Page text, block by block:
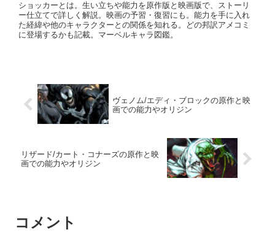
ショッカーとは。生い立ちや能力を原作版と映画版で、ストーリ
ー仕立てで詳しく解説。映画の予習・復習にも。能力を手に入れ
た経緯や他のキャラクターとの関係を知れる。どの邦訳アメコミ
に登場するかも記載。マーベルキャラ図鑑。
ヴェノム/エディ・ブロックの原作と映
画での能力やオリジン
リザード/カート・コナーズの原作と映
画での能力やオリジン
コメント